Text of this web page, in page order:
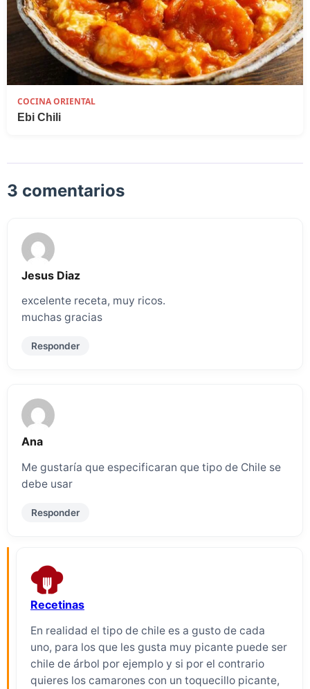
COCINA ORIENTAL
Ebi Chili
3 comentarios
Jesus Diaz
excelente receta, muy ricos.
muchas gracias
Responder
Ana
Me gustaría que especificaran que tipo de Chile se
debe usar
Responder
Recetinas
En realidad el tipo de chile es a gusto de cada
uno, para los que les gusta muy picante puede ser
chile de árbol por ejemplo y si por el contrario
quieres los camarones con un toquecillo picante,